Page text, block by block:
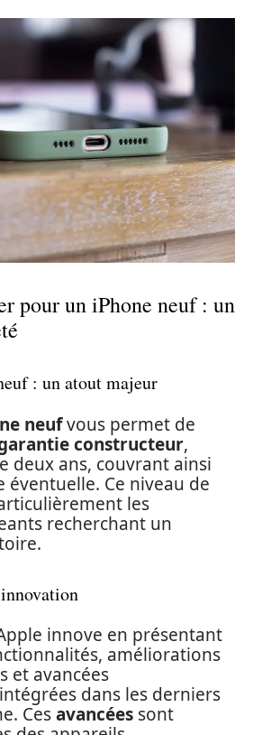
pour un iPhone neuf : un
: un atout majeur
neufvous permet de
constructeur,
deux ans, couvrant ainsi
Ce niveau de
les
recherchant un
innove en présentant
améliorations
et avancées
dans les derniers
Cesavancées sont